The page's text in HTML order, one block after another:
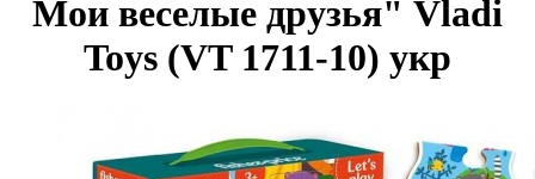
Мои веселые друзья" Vladi
Toys (VT 1711-10) укр